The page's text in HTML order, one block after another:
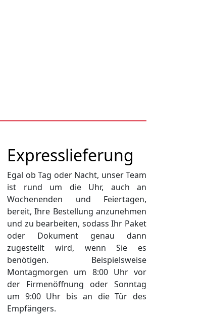
Expresslieferung
Egal ob Tag oder Nacht, unser Team
ist rund um die Uhr, auch an
Wochenenden und Feiertagen,
bereit, Ihre Bestellung anzunehmen
und zu bearbeiten, sodass Ihr Paket
oder Dokument genau dann
zugestellt wird, wenn Sie es
benötigen. Beispielsweise
Montagmorgen um 8:00 Uhr vor
der Firmenöffnung oder Sonntag
um 9:00 Uhr bis an die Tür des
Empfängers.